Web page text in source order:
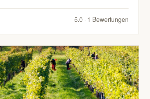
5.0 · 1 Bewertungen